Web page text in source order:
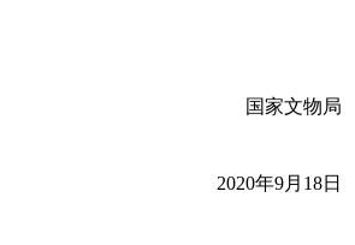
国家文物局
2020年9月18日